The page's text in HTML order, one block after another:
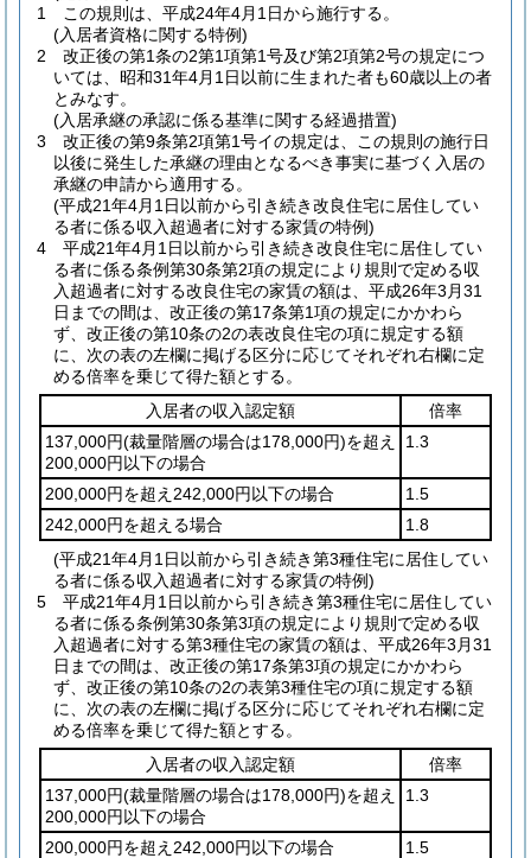
1
この規則は、平成24年4月1日から施行する。
(入居者資格に関する特例)
2
改正後の第1条の2第1項第1号及び第2項第2号の規定につ
いては、昭和31年4月1日以前に生まれた者も60歳以上の者
とみなす。
(入居承継の承認に係る基準に関する経過措置)
3
改正後の第9条第2項第1号イの規定は、この規則の施行日
以後に発生した承継の理由となるべき事実に基づく入居の
承継の申請から適用する。
(平成21年4月1日以前から引き続き改良住宅に居住してい
る者に係る収入超過者に対する家賃の特例)
4
平成21年4月1日以前から引き続き改良住宅に居住してい
る者に係る条例第30条第2項の規定により規則で定める収
入超過者に対する改良住宅の家賃の額は、平成26年3月31
日までの間は、改正後の第17条第1項の規定にかかわら
ず、改正後の第10条の2の表改良住宅の項に規定する額
に、次の表の左欄に掲げる区分に応じてそれぞれ右欄に定
める倍率を乗じて得た額とする。
入居者の収入認定額
倍率
137,000円(裁量階層の場合は178,000円)を超え
200,000円以下の場合
1.3
200,000円を超え242,000円以下の場合
1.5
242,000円を超える場合
1.8
(平成21年4月1日以前から引き続き第3種住宅に居住してい
る者に係る収入超過者に対する家賃の特例)
5
平成21年4月1日以前から引き続き第3種住宅に居住してい
る者に係る条例第30条第3項の規定により規則で定める収
入超過者に対する第3種住宅の家賃の額は、平成26年3月31
日までの間は、改正後の第17条第3項の規定にかかわら
ず、改正後の第10条の2の表第3種住宅の項に規定する額
に、次の表の左欄に掲げる区分に応じてそれぞれ右欄に定
める倍率を乗じて得た額とする。
入居者の収入認定額
倍率
137,000円(裁量階層の場合は178,000円)を超え
200,000円以下の場合
1.3
200,000円を超え242,000円以下の場合
1.5